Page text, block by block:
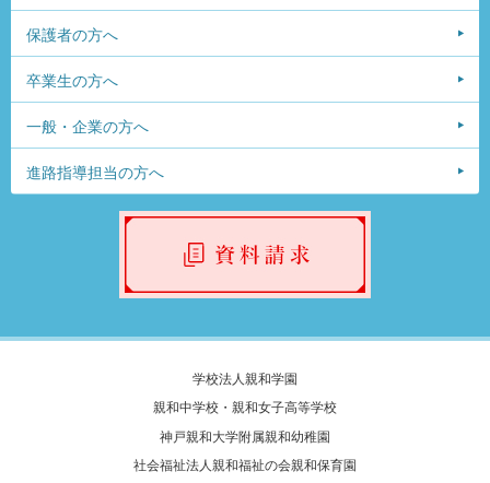
保護者の方へ
卒業生の方へ
一般・企業の方へ
進路指導担当の方へ
学校法人親和学園
親和中学校・親和女子高等学校
神戸親和大学附属親和幼稚園
社会福祉法人親和福祉の会親和保育園